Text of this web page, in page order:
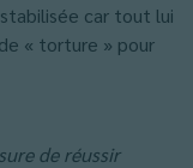
car tout lui
« torture » pour
de réussir